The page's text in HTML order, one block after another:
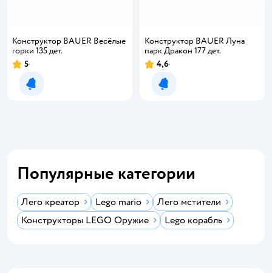
Конструктор BAUER Весёлые
горки 135 дет.
5
Уведомить о появлении
Конструктор BAUER Луна
парк Дракон 177 дет.
4,6
Уведомить о появлении
Популярные категории
Лего креатор Lego mario
Лего мстители
Конструкторы LEGO Оружие
Lego корабль